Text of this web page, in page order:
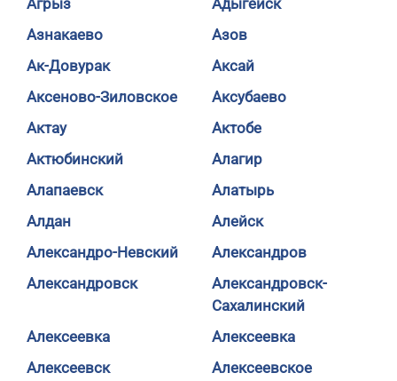
Агрыз
Адыгейск
Азнакаево
Азов
Ак-Довурак
Аксай
Аксеново-Зиловское
Аксубаево
Актау
Актобе
Актюбинский
Алагир
Алапаевск
Алатырь
Алдан
Алейск
Александро-Невский
Александров
Александровск
Александровск-
Сахалинский
Алексеевка
Алексеевка
Алексеевск
Алексеевское